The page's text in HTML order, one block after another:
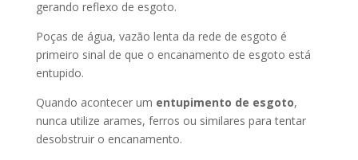
gerando reflexo de esgoto.
Poças de água, vazão lenta da rede de esgoto é
primeiro sinal de que o encanamento de esgoto está
entupido.
Quando acontecer um entupimento de esgoto,
nunca utilize arames, ferros ou similares para tentar
desobstruir o encanamento.